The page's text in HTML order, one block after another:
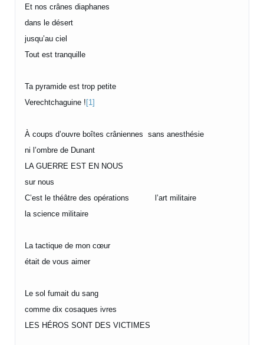
Et nos crânes diaphanes
dans le désert
jusqu’au ciel
Tout est tranquille
Ta pyramide est trop petite
Verechtchaguine ! [1]
À coups d’ouvre boîtes crâniennes sans anesthésie
ni l’ombre de Dunant
LA GUERRE EST EN NOUS
sur nous
C’est le théâtre des opérations l’art militaire
la science militaire
La tactique de mon cœur
était de vous aimer
Le sol fumait du sang
comme dix cosaques ivres
LES HÉROS SONT DES VICTIMES